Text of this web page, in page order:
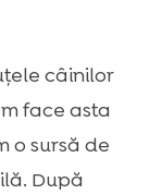
câinilor
face asta
o sursă de
După